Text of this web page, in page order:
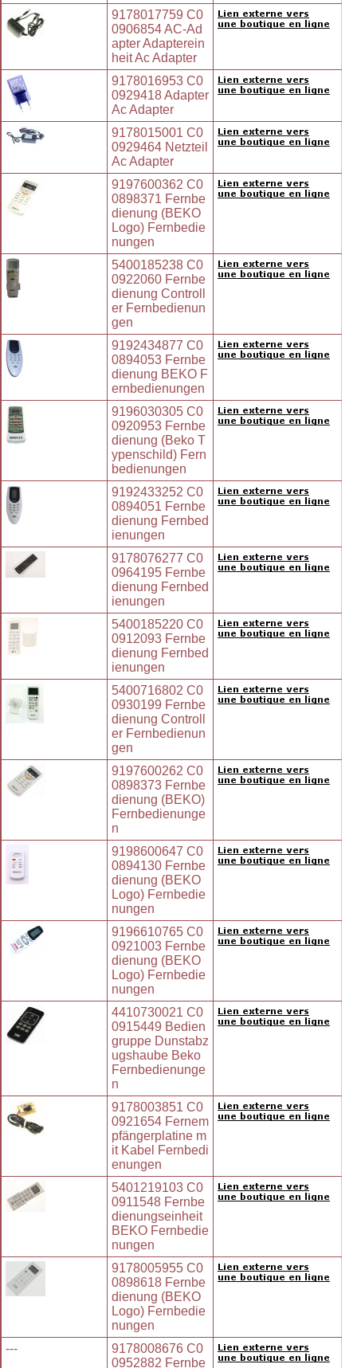
9178017759 C0
0906854 AC-Ad
apter Adapterein
heit Ac Adapter
9178016953 C0
0929418 Adapter
Ac Adapter
9178015001 C0
0929464 Netzteil
Ac Adapter
9197600362 C0
0898371 Fernbe
dienung (BEKO
Logo) Fernbedie
nungen
5400185238 C0
0922060 Fernbe
dienung Controll
er Fernbedienun
gen
9192434877 C0
0894053 Fernbe
dienung BEKO F
ernbedienungen
9196030305 C0
0920953 Fernbe
dienung (Beko T
ypenschild) Fern
bedienungen
9192433252 C0
0894051 Fernbe
dienung Fernbed
ienungen
9178076277 C0
0964195 Fernbe
dienung Fernbed
ienungen
5400185220 C0
0912093 Fernbe
dienung Fernbed
ienungen
5400716802 C0
0930199 Fernbe
dienung Controll
er Fernbedienun
gen
9197600262 C0
0898373 Fernbe
dienung (BEKO)
Fernbedienunge
n
9198600647 C0
0894130 Fernbe
dienung (BEKO
Logo) Fernbedie
nungen
9196610765 C0
0921003 Fernbe
dienung (BEKO
Logo) Fernbedie
nungen
4410730021 C0
0915449 Bedien
gruppe Dunstabz
ugshaube Beko
Fernbedienunge
n
9178003851 C0
0921654 Fernem
pfängerplatine m
it Kabel Fernbedi
enungen
5401219103 C0
0911548 Fernbe
dienungseinheit
BEKO Fernbedie
nungen
9178005955 C0
0898618 Fernbe
dienung (BEKO
Logo) Fernbedie
nungen
---
9178008676 C0
0952882 Fernbe